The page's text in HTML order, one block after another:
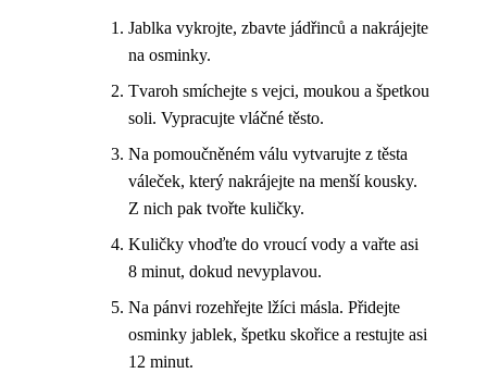
Jablka vykrojte, zbavte jádřinců a nakrájejte
na osminky.
Tvaroh smíchejte s vejci, moukou a špetkou
soli. Vypracujte vláčné těsto.
Na pomoučněném válu vytvarujte z těsta
váleček, který nakrájejte na menší kousky.
Z nich pak tvořte kuličky.
Kuličky vhoďte do vroucí vody a vařte asi
8 minut, dokud nevyplavou.
Na pánvi rozehřejte lžíci másla. Přidejte
osminky jablek, špetku skořice a restujte asi
12 minut.